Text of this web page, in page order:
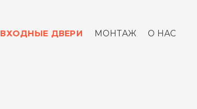
ВХОДНЫЕ ДВЕРИ МОНТАЖ О НАС